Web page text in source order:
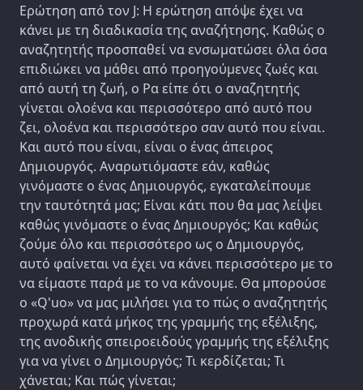
Ερώτηση από τον J: Η ερώτηση απόψε έχει να
κάνει με τη διαδικασία της αναζήτησης. Καθώς ο
αναζητητής προσπαθεί να ενσωματώσει όλα όσα
επιδιώκει να μάθει από προηγούμενες ζωές και
από αυτή τη ζωή, ο Ρα είπε ότι ο αναζητητής
γίνεται ολοένα και περισσότερο από αυτό που
ζει, ολοένα και περισσότερο σαν αυτό που είναι.
Και αυτό που είναι, είναι ο ένας άπειρος
Δημιουργός. Αναρωτιόμαστε εάν, καθώς
γινόμαστε ο ένας Δημιουργός, εγκαταλείπουμε
την ταυτότητά μας; Είναι κάτι που θα μας λείψει
καθώς γινόμαστε ο ένας Δημιουργός; Και καθώς
ζούμε όλο και περισσότερο ως ο Δημιουργός,
αυτό φαίνεται να έχει να κάνει περισσότερο με το
να είμαστε παρά με το να κάνουμε. Θα μπορούσε
ο «Q'uo» να μας μιλήσει για το πώς ο αναζητητής
προχωρά κατά μήκος της γραμμής της εξέλιξης,
της ανοδικής σπειροειδούς γραμμής της εξέλιξης
για να γίνει ο Δημιουργός; Τι κερδίζεται; Τι
χάνεται; Και πώς γίνεται;